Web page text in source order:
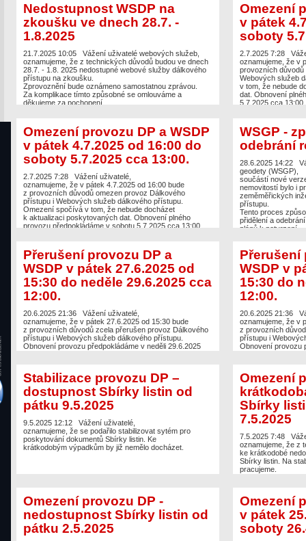
Nedostupnost WSDP na
zkoušku ve dnech 28.7. -
1.8.2025
21.7.2025 10:05 Vážení uživatelé webových služeb,
oznamujeme, že z technických důvodů budou ve dnech
28.7. - 1.8. 2025 nedostupné webové služby dálkového
přístupu na zkoušku.
Zprovoznění bude oznámeno samostatnou zprávou.
Za komplikace tímto způsobné se omlouváme a
děkujeme za pochopení.
Omezení
v pátek
soboty
2.7.2025 7:28
oznamujeme, že v
provozních důvodů
Webových služeb
v tom, že nebude
dat. Obnovení
5.7.2025 cca
Omezení provozu DP a WSDP
v pátek 4.7.2025 od 16:00 do
soboty 5.7.2025 cca 13:00.
2.7.2025 7:28 Vážení uživatelé,
oznamujeme, že v pátek 4.7.2025 od 16:00 bude
z provozních důvodů omezen provoz Dálkového
přístupu i Webových služeb dálkového přístupu.
Omezení spočívá v tom, že nebude docházet
k aktualizaci poskytovaných dat. Obnovení plného
provozu předpokládáme v sobotu 5.7.2025 cca 13:00.
WSGP -
odebrání
28.6.2025 14:22
geodety (WSGP),
součástí nové
nemovitostí bylo i
zeměměřických
přístupu.
Tento proces
přidělení a
plánů k potvrzení.
uživateli
Za komplikace se
Přerušení provozu DP a
WSDP v pátek 27.6.2025 od
15:30 do neděle 29.6.2025 cca
12:00.
20.6.2025 21:36 Vážení uživatelé,
oznamujeme, že v pátek 27.6.2025 od 15:30 bude
z provozních důvodů zcela přerušen provoz Dálkového
přístupu i Webových služeb dálkového přístupu.
Obnovení provozu předpokládáme v neděli 29.6.2025
budou tedy provozovány dvě verze webových služeb
verze 2.9 a verze 3.1.
Ve verzi webových služeb 2.9 dochází k drobné změně
u sestavy Výpis stavu zákaznického účtu. Popis
webových služeb je zde:https://cuzk.gov.cz/Katastr-
nemovitosti/Poskytovani-ustavu daju-z-KN/Dalkovy-
pristup/Webove-sluzby-dalkoveho-pristupu.aspx
Za komplikace tímto způsobené se omlouváme a
děkujeme za pochopení.
Přerušení
WSDP v
15:30 do
12:00.
20.6.2025 21:36
oznamujeme, že v
z provozních
přístupu i
Obnovení provozu
budou tedy
verze 2.9 a verze
Ve verzi webových
u sestavy Výpis
webových služeb
nemovitosti/
Za komplikace
děkujeme za
Stabilizace provozu DP –
dostupnost Sbírky listin od
pátku 9.5.2025
9.5.2025 12:12 Vážení uživatelé,
oznamujeme, že se podařilo stabilizovat sytém pro
poskytování dokumentů Sbírky listin. Ke
krátkodobým výpadkům by již nemělo docházet.
Omezení
Sbírky
7.5.2025
7.5.2025 7:48
oznamujeme, že z
ke krátkodobé
Sbírky listin. Na
pracujeme.
Omezení provozu DP -
nedostupnost Sbírky listin od
pátku 2.5.2025
Omezení
v pátek
soboty